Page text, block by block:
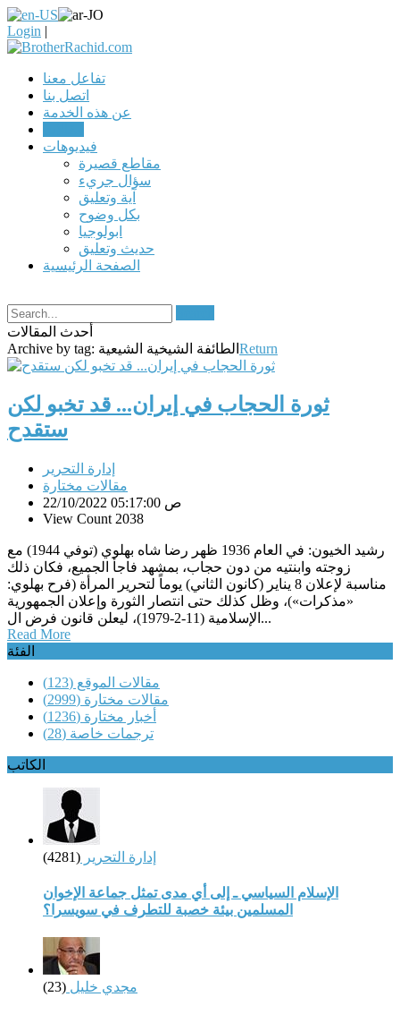
Login |
تفاعل معنا
اتصل بنا
عن هذه الخدمة
فيديوهات
مقاطع قصيرة
سؤال جريء
آية وتعليق
بكل وضوح
ابولوجيا
حديث وتعليق
الصفحة الرئيسية
أحدث المقالات
Archive by tag: الطائفة الشيخية الشيعية Return
ثورة الحجاب في إيران... قد تخبو لكن
ستقدح
إدارة التحرير
مقالات مختارة
22/10/2022 05:17:00 ص
View Count 2038
رشيد الخيون: في العام 1936 ظهر رضا شاه بهلوي (توفي 1944) مع
زوجته وابنتيه من دون حجاب، بمشهد فاجأ الجميع، فكان ذلك
مناسبة لإعلان 8 يناير (كانون الثاني) يوماً لتحرير المرأة (فرح بهلوي:
«مذكرات»)، وظل كذلك حتى انتصار الثورة وإعلان الجمهورية
الإسلامية (11-2-1979)، ليعلن قانون فرض ال...
Read More
الفئة
مقالات الموقع (123)
مقالات مختارة (2999)
أخبار مختارة (1236)
ترجمات خاصة (28)
الكاتب
إدارة التحرير (4281)
الإسلام السياسي ـ إلى أي مدى تمثل جماعة الإخوان
المسلمين بيئة خصبة للتطرف في سويسرا؟
مجدي خليل (23)